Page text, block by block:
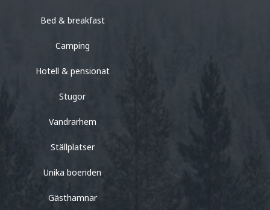
Bed & breakfast
Camping
Hotell & pensionat
Stugor
Vandrarhem
Ställplatser
Unika boenden
Gästhamnar